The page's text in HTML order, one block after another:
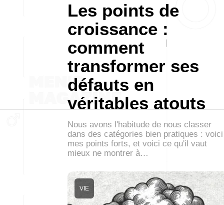
Les points de
croissance :
comment
transformer ses
défauts en
véritables atouts
Nous avons l'habitude de nous classer
dans des catégories bien pratiques : voici
mes points forts, et voici ce qu'il vaut
mieux ne montrer à…
VIE